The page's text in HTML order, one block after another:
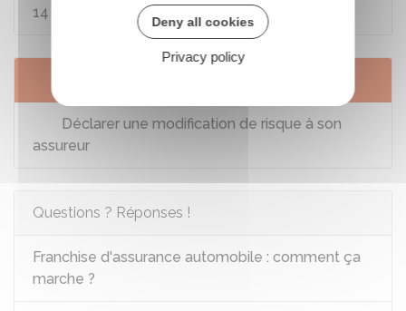
14
Déclarer une modification de risque à son
assureur
Questions ? Réponses !
Franchise d'assurance automobile : comment ça
marche ?
Deny all cookies
Privacy policy